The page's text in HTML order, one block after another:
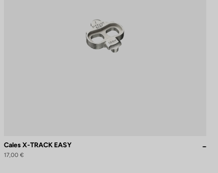
Cales X-TRACK EASY
17,00 €